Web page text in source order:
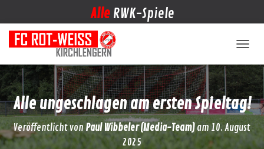
Alle RWK-Spiele
Alle ungeschlagen am ersten Spieltag!
Veröffentlicht von Paul Wibbeler (Media-Team)am 10. August
2025